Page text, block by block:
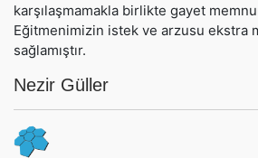
karşılaşmamakla birlikte gayet
Eğitmenimizin istek ve arzusu ekstra
sağlamıştır.
Nezir Güller